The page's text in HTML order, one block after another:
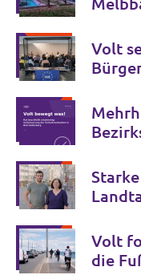
Melbbad und
Volt
Volt
die